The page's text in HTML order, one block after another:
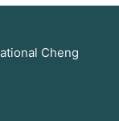
Cheng